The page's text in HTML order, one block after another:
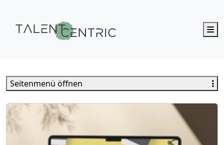
Seitenmenü öffnen